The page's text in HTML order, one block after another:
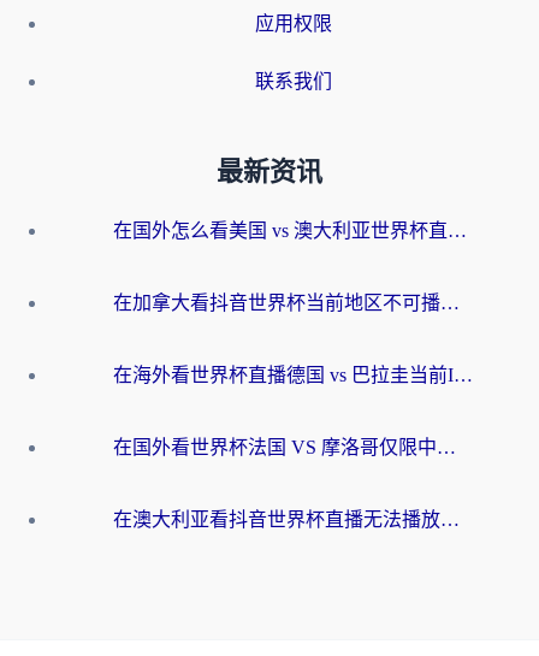
应用权限
联系我们
最新资讯
在国外怎么看美国 vs 澳大利亚世界杯直播？海外党必藏的中文解说观赛指南
在加拿大看抖音世界杯当前地区不可播放？海外党体育观赛终极指南
在海外看世界杯直播德国 vs 巴拉圭当前IP受限制？这篇指南帮你轻松解决地区限制
在国外看世界杯法国 VS 摩洛哥仅限中国大陆？别让地域限制拦下你的欢呼
在澳大利亚看抖音世界杯直播无法播放？海外党体育观赛终极指南来了！